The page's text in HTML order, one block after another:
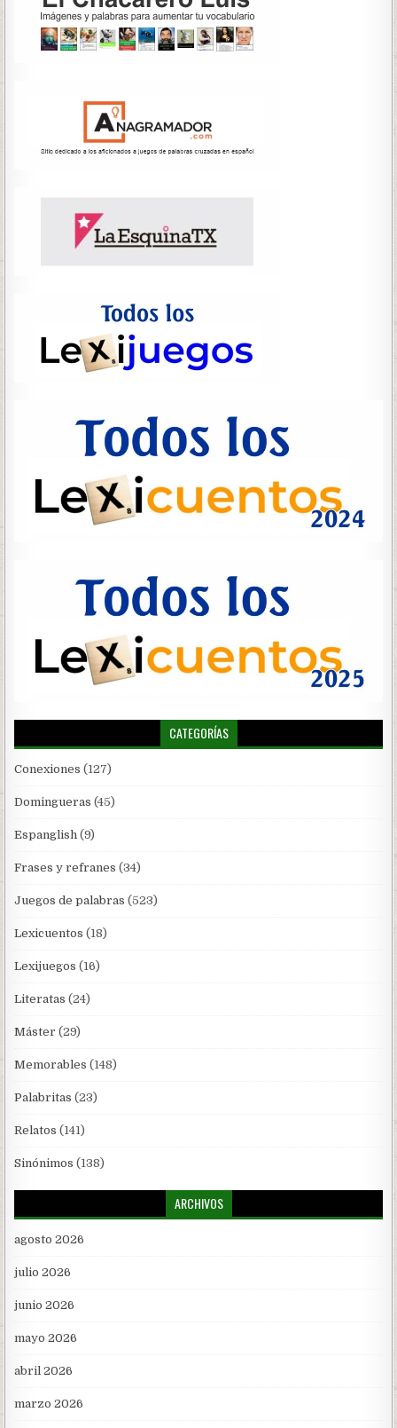
CATEGORÍAS
Conexiones (127)
Domingueras (45)
Espanglish (9)
Frases y refranes (34)
Juegos de palabras (523)
Lexicuentos (18)
Lexijuegos (16)
Literatas (24)
Máster (29)
Memorables (148)
Palabritas (23)
Relatos (141)
Sinónimos (138)
ARCHIVOS
agosto 2026
julio 2026
junio 2026
mayo 2026
abril 2026
marzo 2026